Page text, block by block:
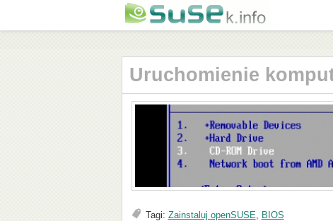
Uruchomienie
Tagi: Zainstaluj openSUSE BIOS